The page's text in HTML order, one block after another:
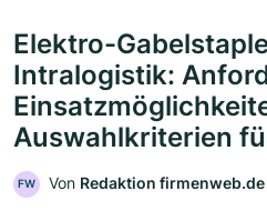
Elektro-
Intralogistik:
Auswahlkriterien
FW Von Redaktion firmenweb.de